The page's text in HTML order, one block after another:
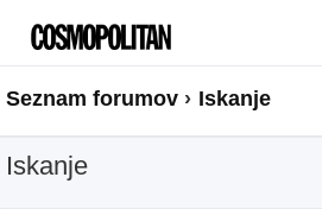
Seznam forumov Iskanje
Iskanje